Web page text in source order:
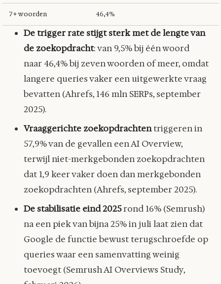
7+ woorden 46,4%
De trigger rate stijgt sterk met de lengte van
de zoekopdracht: van 9,5% bij één woord
naar 46,4% bij zeven woorden of meer, omdat
langere queries vaker een uitgewerkte vraag
bevatten (Ahrefs, 146 mln SERPs, september
2025).
Vraaggerichte zoekopdrachtentriggeren in
57,9% van de gevallen een AI Overview,
terwijl niet-merkgebonden zoekopdrachten
dat 1,9 keer vaker doen dan merkgebonden
zoekopdrachten (Ahrefs, september 2025).
De stabilisatie eind 2025rond 16% (Semrush)
na een piek van bijna 25% in juli laat zien dat
Google de functie bewust terugschroefde op
queries waar een samenvatting weinig
toevoegt (Semrush AI Overviews Study,